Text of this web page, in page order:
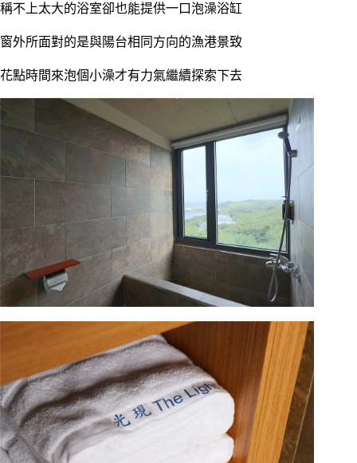
稱不上太大的浴室卻也能提供一口泡澡浴缸
窗外所面對的是與陽台相同方向的漁港景致
花點時間來泡個小澡才有力氣繼續探索下去